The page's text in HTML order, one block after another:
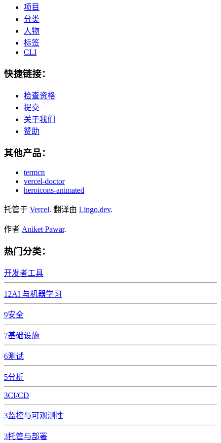
项目
分类
人物
标签
CLI
快捷链接：
检查资格
提交
关于我们
赞助
其他产品：
termcn
vercel-doctor
heroicons-animated
托管于 Vercel. 翻译由 Lingo.dev.
作者 Aniket Pawar.
热门分类：
开发者工具
12AI 与机器学习
9安全
7基础设施
6测试
5分析
3CI/CD
3监控与可观测性
3托管与部署